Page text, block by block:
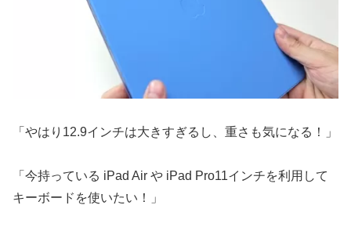
「やはり12.9インチは大きすぎるし、重さも気になる！」
「今持っている iPad Air や iPad Pro11インチを利用して
キーボードを使いたい！」